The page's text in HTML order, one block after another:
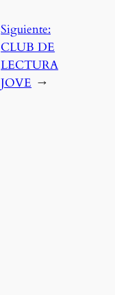
Siguiente:
CLUB DE
LECTURA
JOVE →